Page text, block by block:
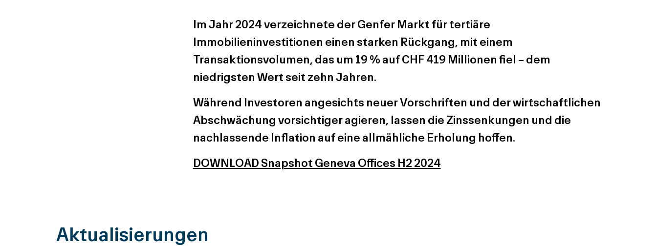
Im Jahr 2024 verzeichnete der Genfer Markt für tertiäre
Immobilieninvestitionen einen starken Rückgang, mit einem
Transaktionsvolumen, das um 19 % auf CHF 419 Millionen fiel – dem
niedrigsten Wert seit zehn Jahren.
Während Investoren angesichts neuer Vorschriften und der wirtschaftlichen
Abschwächung vorsichtiger agieren, lassen die Zinssenkungen und die
nachlassende Inflation auf eine allmähliche Erholung hoffen.
DOWNLOAD Snapshot Geneva Offices H2 2024
Aktualisierungen